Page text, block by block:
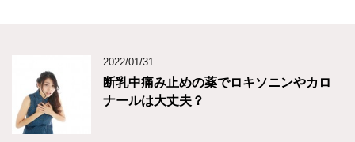
2022/01/31
断乳中痛み止めの薬でロキソニンやカロ
ナールは大丈夫？